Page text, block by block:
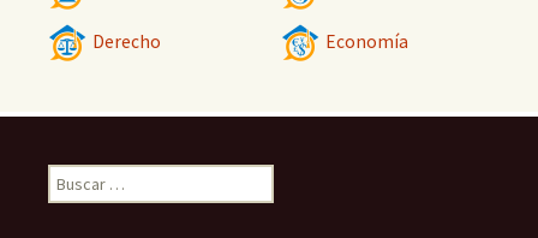
Derecho Economía
Buscar: